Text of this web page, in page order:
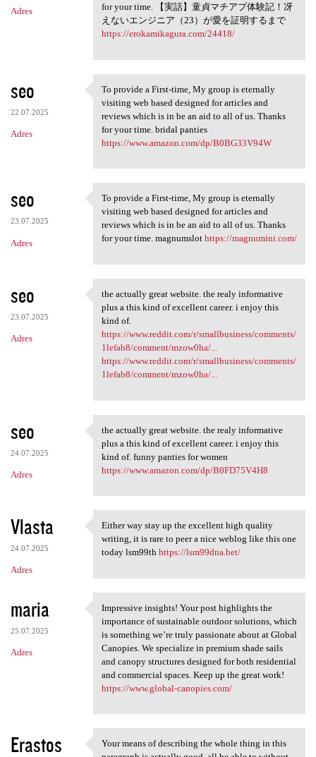
Adres
for your time. 【実話】童貞マチアプ体験記！冴
えないエンジニア（23）が愛を証明するまで
https://erokamikagura.com/24418/
seo
22.07.2025
Adres
To provide a First-time, My
To provide a First-time, My group is eternally
visiting web based designed for articles and
reviews which is in be an aid to all of us. Thanks
for your time. bridal panties
https://www.amazon.com/dp/B0BG33V94W
seo
23.07.2025
Adres
To provide a First-time, My
To provide a First-time, My group is eternally
visiting web based designed for articles and
reviews which is in be an aid to all of us. Thanks
for your time. magnumslot https://magnumini.com/
seo
23.07.2025
Adres
the actually great website.
the actually great website. the realy informative
plus a this kind of excellent career. i enjoy this
kind of.
https://www.reddit.com/r/smallbusiness/comments/
1lefab8/comment/mzow0ha/...
https://www.reddit.com/r/smallbusiness/comments/
1lefab8/comment/mzow0ha/...
seo
24.07.2025
Adres
the actually great website.
the actually great website. the realy informative
plus a this kind of excellent career. i enjoy this
kind of. funny panties for women
https://www.amazon.com/dp/B0FD75V4H8
Vlasta
24.07.2025
Adres
Either way stay up the
Either way stay up the excellent high quality
writing, it is rare to peer a nice weblog like this one
today lsm99th https://lsm99dna.bet/
maria
25.07.2025
Adres
Impressive insights! Your
Impressive insights! Your post highlights the
importance of sustainable outdoor solutions, which
is something we’re truly passionate about at Global
Canopies. We specialize in premium shade sails
and canopy structures designed for both residential
and commercial spaces. Keep up the great work!
https://www.global-canopies.com/
Erastos
Your means of describing the whole thing in this